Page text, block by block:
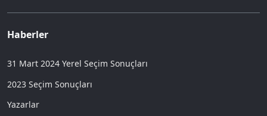
Haberler
31 Mart 2024 Yerel Seçim Sonuçları
2023 Seçim Sonuçları
Yazarlar